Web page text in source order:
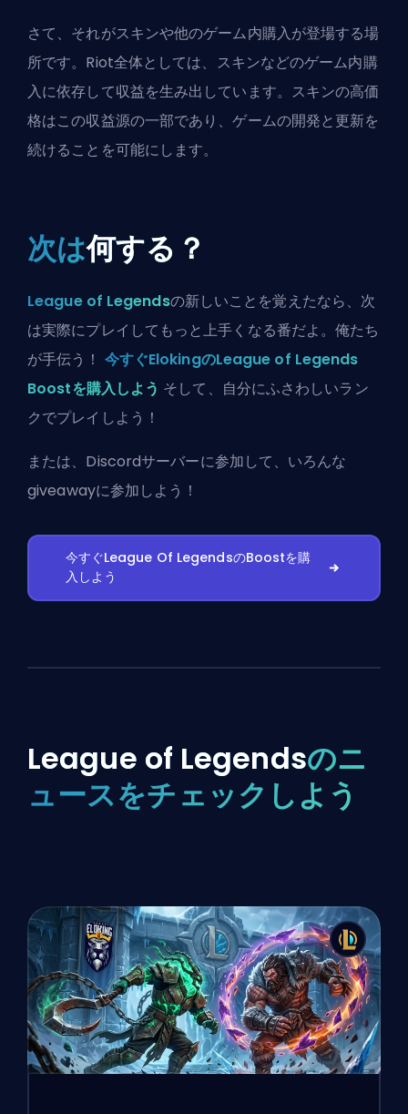
さて、それがスキンや他のゲーム内購入が登場する場
所です。Riot全体としては、スキンなどのゲーム内購
入に依存して収益を生み出しています。スキンの高価
格はこの収益源の一部であり、ゲームの開発と更新を
続けることを可能にします。
次は何する？
League of Legendsの新しいことを覚えたなら、次
は実際にプレイしてもっと上手くなる番だよ。俺たち
が手伝う！ 今すぐElokingのLeague of Legends
Boostを購入しよう そして、自分にふさわしいラン
クでプレイしよう！
または、 Discordサーバーに参加して、いろんな
giveawayに参加しよう！
今すぐLeague Of LegendsのBoostを購
入しよう
League of Legendsのニ
ュースをチェックしよう